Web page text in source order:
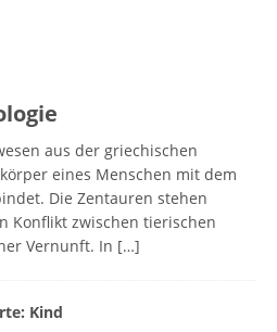
aus der griechischen
eines Menschen mit dem
Die Zentauren stehen
Konflikt zwischen tierischen
Vernunft. In […]
Kind